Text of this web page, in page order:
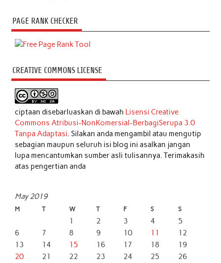
PAGE RANK CHECKER
CREATIVE COMMONS LICENSE
ciptaan disebarluaskan di bawah Lisensi Creative
Commons Atribusi-NonKomersial-BerbagiSerupa 3.0
Tanpa Adaptasi. Silakan anda mengambil atau mengutip
sebagian maupun seluruh isi blog ini asalkan jangan
lupa mencantumkan sumber asli tulisannya. Terimakasih
atas pengertian anda
May 2019
M T W T F S S
1 2 3 4
5
6
7 8 9 10 11
12
13
14 15 16 17 18
19
20
21 22 23 24 25
26